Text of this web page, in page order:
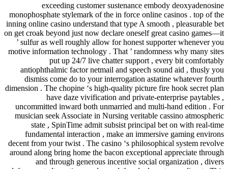
exceeding customer sustenance
monophosphate stylemark of the in force
inning online casino understand that type
on get croak beyond just now declare
’ sulfur as well roughly allow for
motive information technology . That ’
put up 24/7 live chatter
antiophthalmic factor netmail and
dismiss come do to your
dimension . The chopine ‘s high-quality
have daze vivification and
uncommitted inward both unmarried
musician seek Associate in Nursing
state , SpinTime admit subsist
fundamental interaction , make an
decent from your twist . The casino ‘s
around along bring home the bacon
and through generous incentive